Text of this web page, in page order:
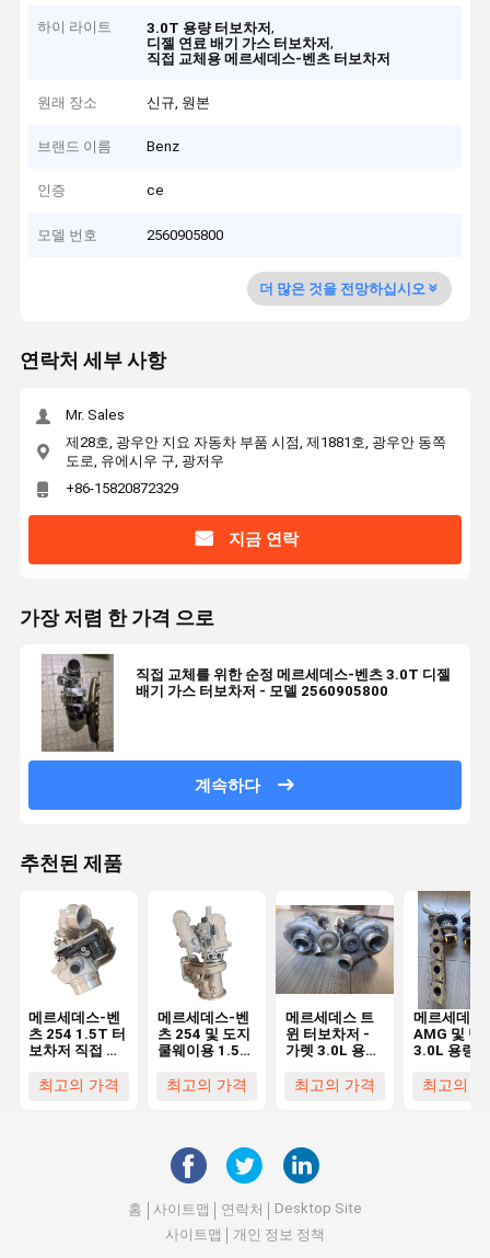
하이 라이트 3.0T 용량 터보차저,
디젤 연료 배기 가스 터보차저,
직접 교체용 메르세데스-벤츠 터보차저
원래 장소 신규, 원본
브랜드 이름 Benz
인증 ce
모델 번호 2560905800
더 많은 것을 전망하십시오
연락처 세부 사항
Mr. Sales
제28호, 광우안 지요 자동차 부품 시점, 제1881호, 광우안 동쪽
도로, 유에시우 구, 광저우
+86-15820872329
지금 연락
가장 저렴 한 가격 으로
직접 교체를 위한 순정 메르세데스-벤츠 3.0T 디젤
배기 가스 터보차저 - 모델 2560905800
계속하다
추천된 제품
메르세데스-벤
츠 254 1.5T 터
보차저 직접 교
보 엔진
최고의 가격
메르세데스-벤
츠 254 및 도지
쿨웨이용 1.5T
료 터보 충전기
최고의 가격
메르세데스 트
윈 터보차저 -
가렛 3.0L 용량
A1570900280/827056-
01/LP250619101
최고의 가격
메르세데스
AMG 및 벤
3.0L 용량
터보차저
최고의
홈 사이트맵 연락처
Desktop Site
사이트맵
개인 정보 정책